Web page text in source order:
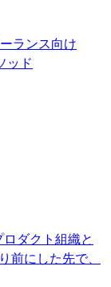
ランス向け
ッド
ダクト組織と
にした先で、